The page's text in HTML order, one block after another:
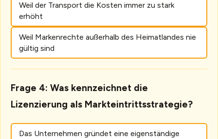
Weil der Transport die Kosten immer zu stark
erhöht
Weil Markenrechte außerhalb des Heimatlandes nie
gültig sind
Frage 4: Was kennzeichnet die
Lizenzierung als Markteintrittsstrategie?
Das Unternehmen gründet eine eigenständige